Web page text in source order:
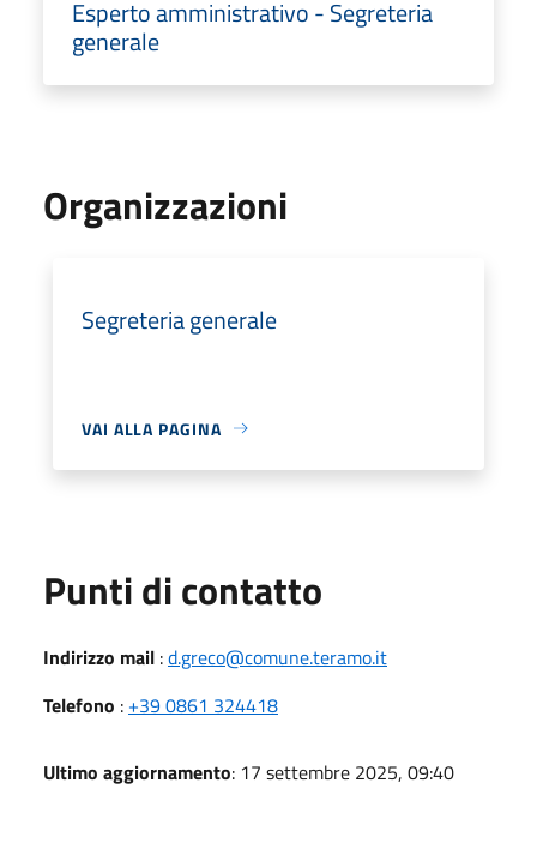
Esperto amministrativo - Segreteria
generale
Organizzazioni
Segreteria generale
VAI ALLA PAGINA
Punti di contatto
Indirizzo mail :d.greco@comune.teramo.it
Telefono : +39 0861 324418
Ultimo aggiornamento: 17 settembre 2025, 09:40